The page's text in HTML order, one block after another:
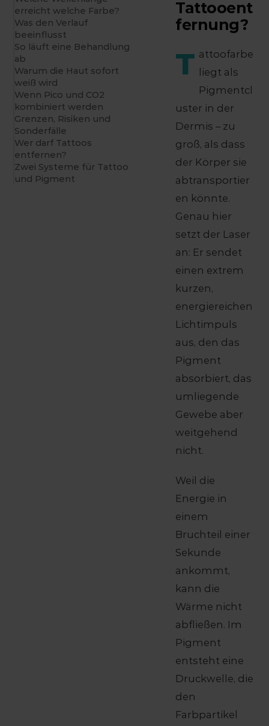
erreicht welche Farbe?
Was den Verlauf
beeinflusst
So läuft eine Behandlung
ab
Warum die Haut sofort
weiß wird
Wenn Pico und CO2
kombiniert werden
Grenzen, Risiken und
Sonderfälle
Wer darf Tattoos
entfernen?
Zwei Systeme für Tattoo
und Pigment
Tattooent
fernung?
T attoofarbe
liegt als
Pigmentcl
uster in der
Dermis – zu
groß, als dass
der Körper sie
abtransportier
en könnte.
Genau hier
setzt der Laser
an: Er sendet
einen extrem
kurzen,
energiereichen
Lichtimpuls
aus, den das
Pigment
absorbiert, das
umliegende
Gewebe aber
weitgehend
nicht.
Weil die
Energie in
einem
Bruchteil einer
Sekunde
ankommt,
kann die
Wärme nicht
abfließen. Im
Pigment
entsteht eine
Druckwelle, die
den
Farbpartikel